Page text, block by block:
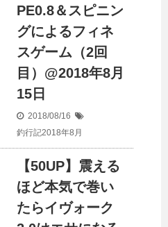
PE0.8＆スピニン
グによるフィネ
スゲーム（2回
目）@2018年8月
15日
2018/08/16
釣行記2018年8月
【50UP】震える
ほど本気で巻い
たらイヴォーク